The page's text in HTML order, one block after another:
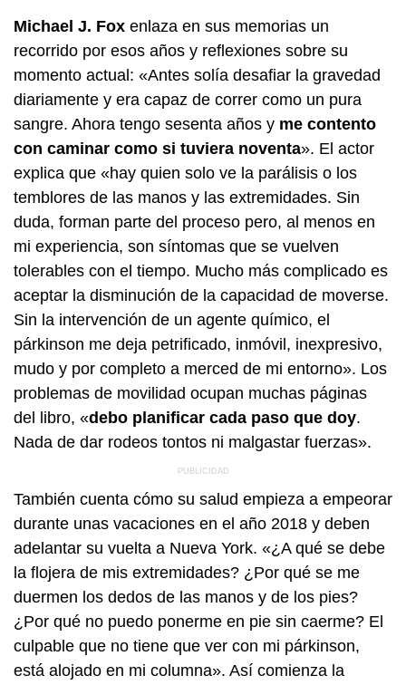
Michael J. Fox enlaza en sus memorias un
recorrido por esos años y reflexiones sobre su
momento actual: «Antes solía desafiar la gravedad
diariamente y era capaz de correr como un pura
sangre. Ahora tengo sesenta años y me contento
con caminar como si tuviera noventa». El actor
explica que «hay quien solo ve la parálisis o los
temblores de las manos y las extremidades. Sin
duda, forman parte del proceso pero, al menos en
mi experiencia, son síntomas que se vuelven
tolerables con el tiempo. Mucho más complicado es
aceptar la disminución de la capacidad de moverse.
Sin la intervención de un agente químico, el
párkinson me deja petrificado, inmóvil, inexpresivo,
mudo y por completo a merced de mi entorno». Los
problemas de movilidad ocupan muchas páginas
del libro, «debo planificar cada paso que doy.
Nada de dar rodeos tontos ni malgastar fuerzas».
También cuenta cómo su salud empieza a empeorar
durante unas vacaciones en el año 2018 y deben
adelantar su vuelta a Nueva York. «¿A qué se debe
la flojera de mis extremidades? ¿Por qué se me
duermen los dedos de las manos y de los pies?
¿Por qué no puedo ponerme en pie sin caerme? El
culpable que no tiene que ver con mi párkinson,
está alojado en mi columna». Así comienza la